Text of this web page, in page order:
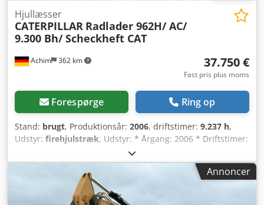
Achim 362 km
Hjullæsser
CATERPILLAR Radlader 962H/ AC/
9.300 Bh/ Scheckheft CAT
37.750 €
Fast pris plus moms
Forespørge Ring op
Stand: brugt, Produktionsår: 2006, driftstimer: 9.237 h,
Udstyr: firehjulstræk, Udstyr: * Årgang: 2006 * Driftstimer:
9.236 t * Effekt: 157 kW / 213 hk * Vægt: 19,8 t * Dæk:
Michelin 23.5-25X Type A, ca. 60 % * Bak-kamera *
Ratstyring * Klimaanlæg * Trækbolt * Centralsmøresystem
* Affjedret førersæde * Radioklargøring Diverse: * 1
tidligere ejer * Tysk maskine * CAT-servicebog vedligeholdt
Annoncer